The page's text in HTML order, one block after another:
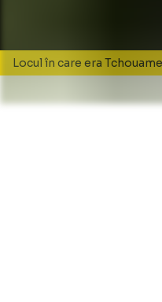
Locul în care era